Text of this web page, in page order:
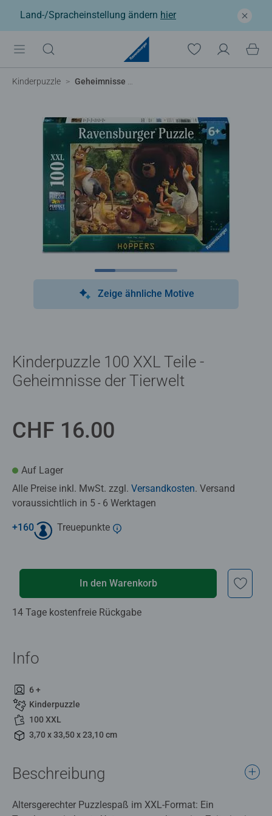
Land-/Spracheinstellung ändern hier
Kinderpuzzle Geheimnisse der Tierwelt
Zeige ähnliche Motive
Kinderpuzzle 100 XXL Teile -
Geheimnisse der Tierwelt
CHF 16.00
Auf Lager
Alle Preise inkl. MwSt. zzgl. Versandkosten. Versand
voraussichtlich in 5 - 6 Werktagen
+160 Treuepunkte
In den Warenkorb
14 Tage kostenfreie Rückgabe
Info
6 +
Kinderpuzzle
100 XXL
3,70 x 33,50 x 23,10 cm
Beschreibung
Altersgerechter Puzzlespaß im XXL-Format: Ein